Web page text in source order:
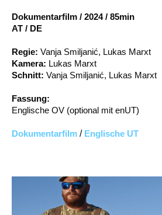
Dokumentarfilm / 2024 / 85min
AT / DE
Regie: Vanja Smiljanić, Lukas Marxt
Kamera: Lukas Marxt
Schnitt: Vanja Smiljanić, Lukas Marxt
Fassung:
Englische OV (optional mit enUT)
Dokumentarfilm / Englische UT